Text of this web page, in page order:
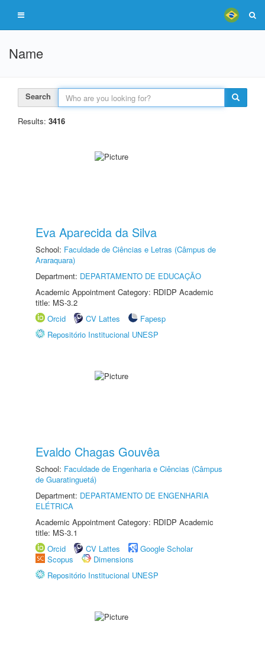
Name
Search
Results: 3416
Eva Aparecida da Silva
School: Faculdade de Ciências e Letras (Câmpus de
Araraquara)
Department: DEPARTAMENTO DE EDUCAÇÃO
Academic Appointment Category: RDIDP Academic
title: MS-3.2
Orcid
CV Lattes
Fapesp
Repositório Institucional UNESP
Evaldo Chagas Gouvêa
School: Faculdade de Engenharia e Ciências (Câmpus
de Guaratinguetá)
Department: DEPARTAMENTO DE ENGENHARIA
ELÉTRICA
Academic Appointment Category: RDIDP Academic
title: MS-3.1
Orcid
CV Lattes
Google Scholar
Scopus
Dimensions
Repositório Institucional UNESP